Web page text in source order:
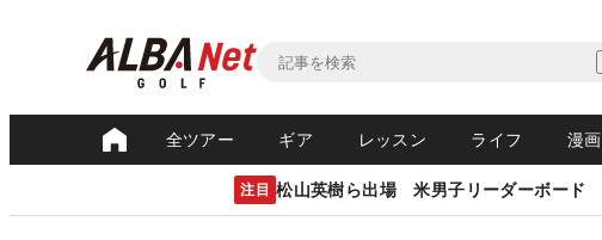
全ツアー ギア レッスン ライフ 漫画
注目 松山英樹ら出場 米男子リーダーボード